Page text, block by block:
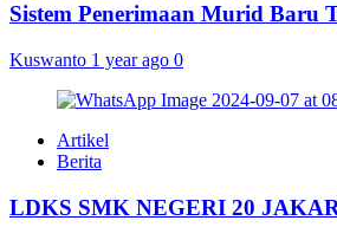
Sistem Penerimaan Murid Baru
Kuswanto 1 year ago 0
Artikel
Berita
LDKS SMK NEGERI 20